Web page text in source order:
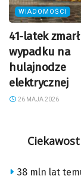
WIADOMOŚCI
41-latek
wypadku na
hulajnodze
elektrycznej
26 MAJA 2026
38 mln lat